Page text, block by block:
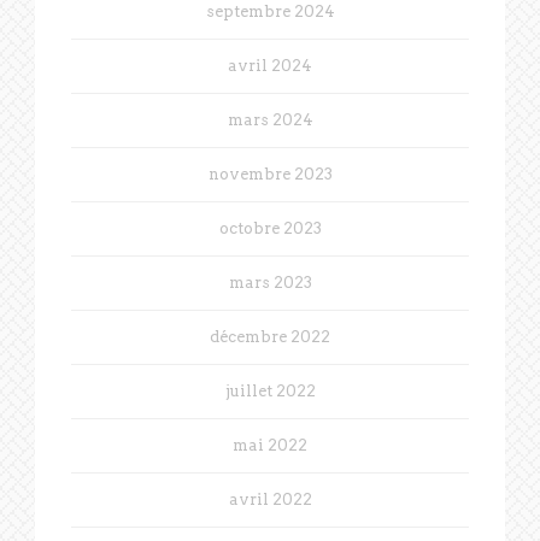
septembre 2024
avril 2024
mars 2024
novembre 2023
octobre 2023
mars 2023
décembre 2022
juillet 2022
mai 2022
avril 2022